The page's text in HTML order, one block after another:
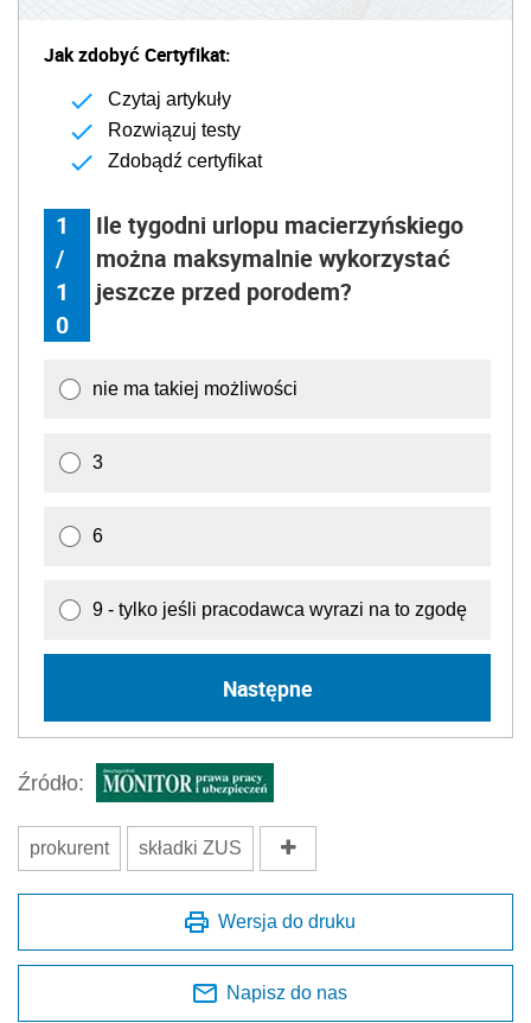
Jak zdobyć Certyfikat:
Czytaj artykuły
Rozwiązuj testy
Zdobądź certyfikat
1
/
1
0
Ile tygodni urlopu macierzyńskiego
można maksymalnie wykorzystać
jeszcze przed porodem?
nie ma takiej możliwości
3
6
9 - tylko jeśli pracodawca wyrazi na to zgodę
Następne
Źródło:
prokurent składki ZUS
Wersja do druku
Napisz do nas